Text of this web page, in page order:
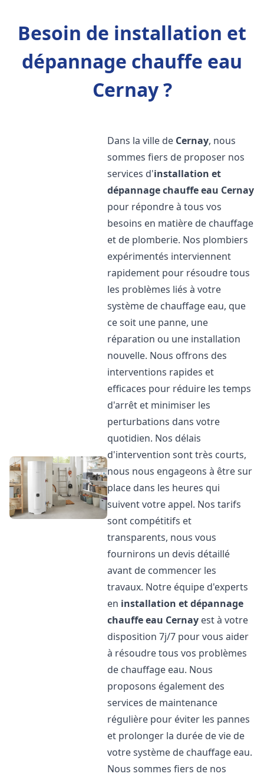
Besoin de installation et
dépannage chauffe eau
Cernay ?
Dans la ville de Cernay, nous
sommes fiers de proposer nos
services d'installation et
dépannage chauffe eau Cernay
pour répondre à tous vos
besoins en matière de chauffage
et de plomberie. Nos plombiers
expérimentés interviennent
rapidement pour résoudre tous
les problèmes liés à votre
système de chauffage eau, que
ce soit une panne, une
réparation ou une installation
nouvelle. Nous offrons des
interventions rapides et
efficaces pour réduire les temps
d'arrêt et minimiser les
perturbations dans votre
quotidien. Nos délais
d'intervention sont très courts,
nous nous engageons à être sur
place dans les heures qui
suivent votre appel. Nos tarifs
sont compétitifs et
transparents, nous vous
fournirons un devis détaillé
avant de commencer les
travaux. Notre équipe d'experts
en installation et dépannage
chauffe eau Cernay est à votre
disposition 7j/7 pour vous aider
à résoudre tous vos problèmes
de chauffage eau. Nous
proposons également des
services de maintenance
régulière pour éviter les pannes
et prolonger la durée de vie de
votre système de chauffage eau.
Nous sommes fiers de nos